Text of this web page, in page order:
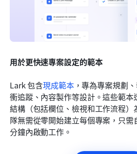
用於更快速專案設定的範本
Lark 包含現成範本，專為專案規劃
衝追蹤、內容製作等設計。這些範本
結構（包括欄位、檢視和工作流程）
隊無需從零開始建立每個專案，只
分鐘內啟動工作。